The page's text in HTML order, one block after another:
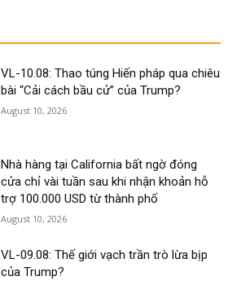
VL-10.08: Thao túng Hiến pháp qua chiêu
bài “Cải cách bầu cử” của Trump?
August 10, 2026
Nhà hàng tại California bất ngờ đóng
cửa chỉ vài tuần sau khi nhận khoản hỗ
trợ 100.000 USD từ thành phố
August 10, 2026
VL-09.08: Thế giới vạch trần trò lừa bịp
của Trump?